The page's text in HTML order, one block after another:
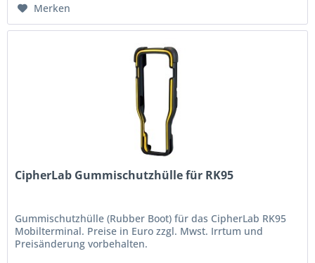
Merken
CipherLab Gummischutzhülle für RK95
Gummischutzhülle (Rubber Boot) für das CipherLab RK95
Mobilterminal. Preise in Euro zzgl. Mwst. Irrtum und
Preisänderung vorbehalten.